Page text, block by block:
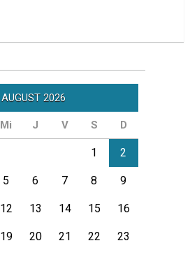
AUGUST 2026
Mi J V S D
1 2
5 6 7 8 9
12 13 14 15 16
19 20 21 22 23